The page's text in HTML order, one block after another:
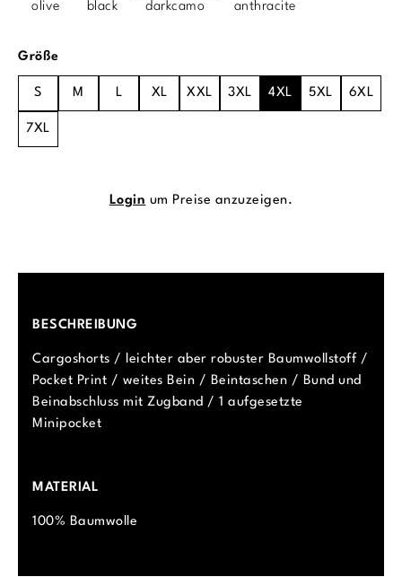
olive black darkcamo anthracite
Größeauswählen
S M L XL XXL 3XL 4XL 5XL 6XL
7XL
Login um Preise anzuzeigen.
BESCHREIBUNG
Cargoshorts / leichter aber robuster Baumwollstoff /
Pocket Print / weites Bein / Beintaschen / Bund und
Beinabschluss mit Zugband / 1 aufgesetzte
Minipocket
MATERIAL
100% Baumwolle